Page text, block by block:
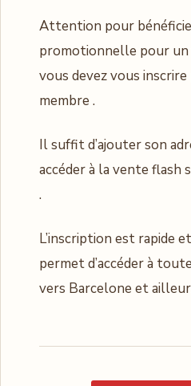
Attention pour
promotionnelle pour un
vous devez vous
membre .
Il suffit d’ajouter son
accéder à la vente flash
.
L’inscription est rapide
permet d’accéder à
vers Barcelone et